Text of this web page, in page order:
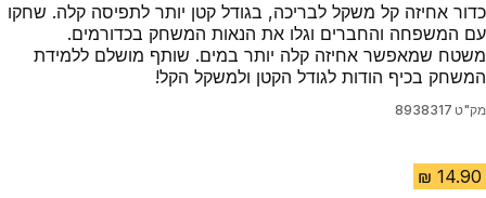
כדור אחיזה קל משקל לבריכה, בגודל קטן יותר לתפיסה קלה. שחקו
עם המשפחה והחברים וגלו את הנאות המשחק בכדורמים.
משטח שמאפשר אחיזה קלה יותר במים. שותף מושלם ללמידת
המשחק בכיף הודות לגודל הקטן ולמשקל הקל!
מק"ט 8938317